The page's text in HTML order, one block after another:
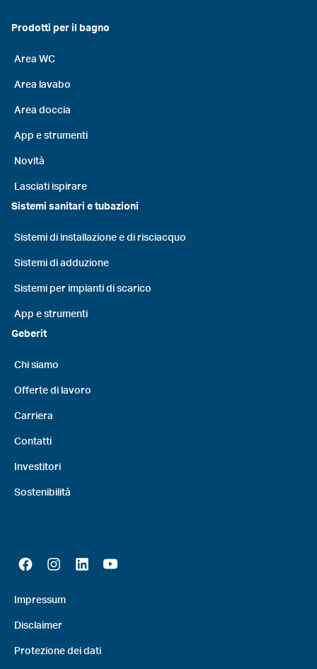
Prodotti per il bagno
Area WC
Area lavabo
Area doccia
App e strumenti
Novità
Lasciati ispirare
Sistemi sanitari e tubazioni
Sistemi di installazione e di risciacquo
Sistemi di adduzione
Sistemi per impianti di scarico
App e strumenti
Geberit
Chi siamo
Offerte di lavoro
Carriera
Contatti
Investitori
Sostenibilità
Impressum
Disclaimer
Protezione dei dati